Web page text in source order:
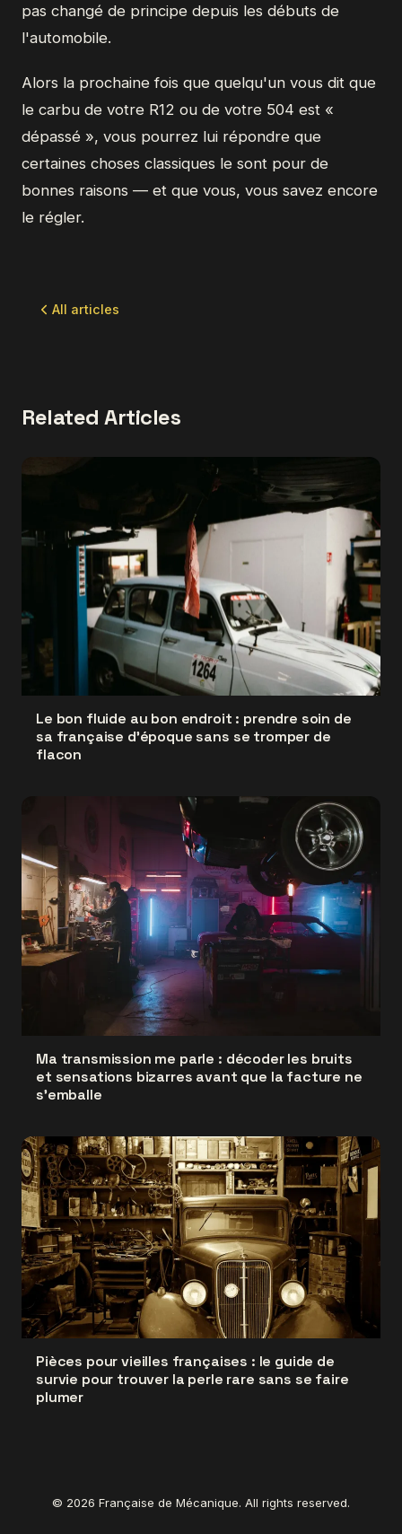
pas changé de principe depuis les débuts de
l'automobile.
Alors la prochaine fois que quelqu'un vous dit que
le carbu de votre R12 ou de votre 504 est «
dépassé », vous pourrez lui répondre que
certaines choses classiques le sont pour de
bonnes raisons — et que vous, vous savez encore
le régler.
All articles
Related Articles
Le bon fluide au bon endroit : prendre soin de
sa française d'époque sans se tromper de
flacon
Ma transmission me parle : décoder les bruits
et sensations bizarres avant que la facture ne
s'emballe
Pièces pour vieilles françaises : le guide de
survie pour trouver la perle rare sans se faire
plumer
© 2026 Française de Mécanique. All rights reserved.